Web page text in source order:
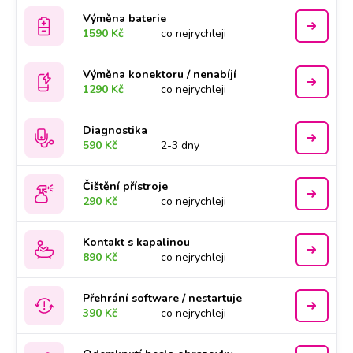
Výměna baterie
1590 Kč
co nejrychleji
Výměna konektoru / nenabíjí
1290 Kč
co nejrychleji
Diagnostika
590 Kč
2-3 dny
Čištění přístroje
290 Kč
co nejrychleji
Kontakt s kapalinou
890 Kč
co nejrychleji
Přehrání software / nestartuje
390 Kč
co nejrychleji